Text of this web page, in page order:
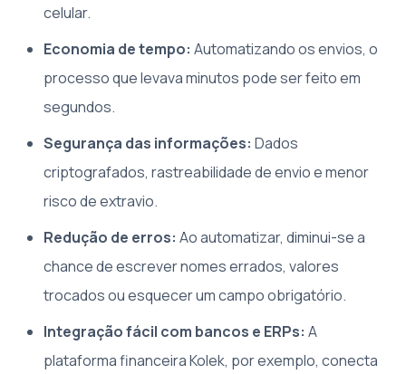
celular.
Economia de tempo: Automatizando os envios, o
processo que levava minutos pode ser feito em
segundos.
Segurança das informações: Dados
criptografados, rastreabilidade de envio e menor
risco de extravio.
Redução de erros: Ao automatizar, diminui-se a
chance de escrever nomes errados, valores
trocados ou esquecer um campo obrigatório.
Integração fácil com bancos e ERPs: A
plataforma financeira Kolek, por exemplo, conecta